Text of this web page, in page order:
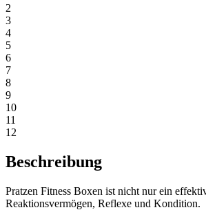
2
3
4
5
6
7
8
9
10
11
12
Beschreibung
Pratzen Fitness Boxen ist nicht nur ein
Reaktionsvermögen, Reflexe und Kondition.